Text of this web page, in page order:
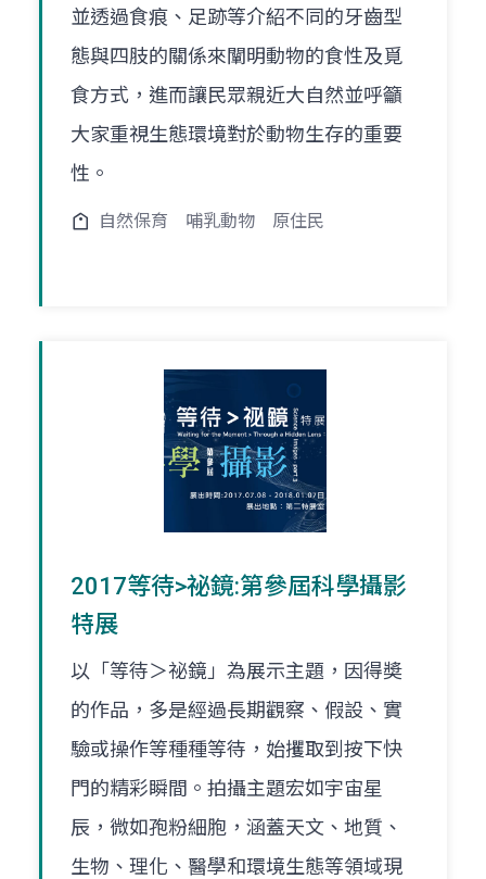
並透過食痕、足跡等介紹不同的牙齒型
態與四肢的關係來闡明動物的食性及覓
食方式，進而讓民眾親近大自然並呼籲
大家重視生態環境對於動物生存的重要
性。
自然保育 哺乳動物 原住民
2017等待>祕鏡:第參屆科學攝影
特展
以「等待＞祕鏡」為展示主題，因得奬
的作品，多是經過長期觀察、假設、實
驗或操作等種種等待，始攫取到按下快
門的精彩瞬間。拍攝主題宏如宇宙星
辰，微如孢粉細胞，涵蓋天文、地質、
生物、理化、醫學和環境生態等領域現